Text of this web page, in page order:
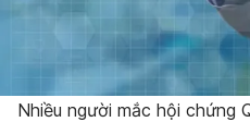
Nhiều người mắc hội chứng